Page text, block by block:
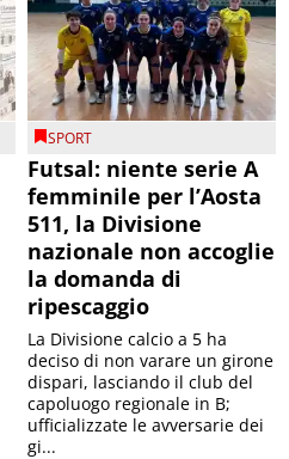
SPORT
Futsal: niente serie A
femminile per l’Aosta
511, la Divisione
nazionale non accoglie
la domanda di
ripescaggio
La Divisione calcio a 5 ha
deciso di non varare un girone
dispari, lasciando il club del
capoluogo regionale in B;
ufficializzate le avversarie dei
gi...